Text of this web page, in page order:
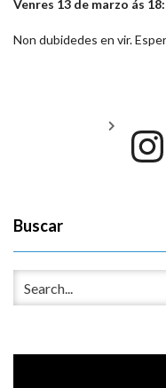
Venres 13 de marzo ás
Non dubidedes en vir.
Buscar